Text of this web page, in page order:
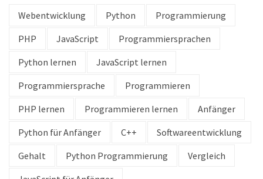
Webentwicklung Python
Programmierung
PHP
JavaScript
Programmiersprachen
Python lernen
JavaScript lernen
Programmiersprache
Programmieren
PHP lernen
Programmieren lernen
Anfänger
Python für Anfänger
C++
Softwareentwicklung
Gehalt
Python Programmierung
Vergleich